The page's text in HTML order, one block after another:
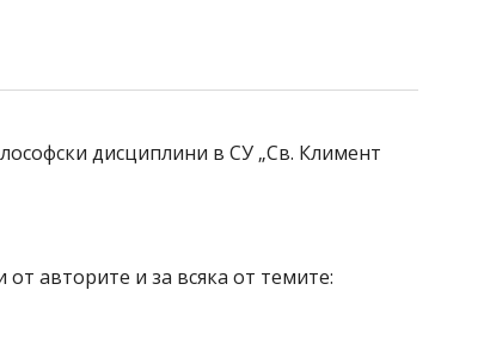
дисциплини в СУ „Св. Климент
авторите и за всяка от темите: